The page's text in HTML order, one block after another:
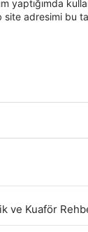
yaptığımda
adresimi bu
ve Kuaför